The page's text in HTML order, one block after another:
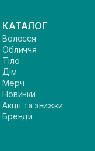
КАТАЛОГ
Волосся
Обличчя
Тіло
Дім
Мерч
Новинки
Акції та знижки
Бренди